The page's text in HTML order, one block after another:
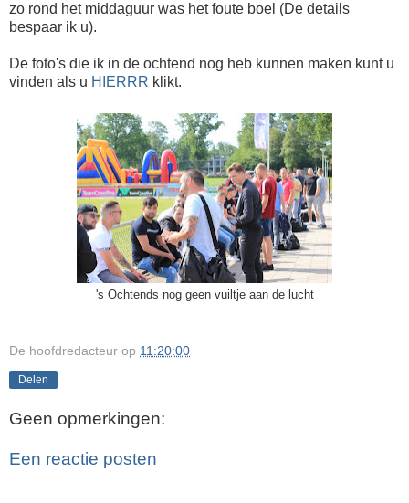
zo rond het middaguur was het foute boel (De details
bespaar ik u).
De foto's die ik in de ochtend nog heb kunnen maken kunt u
vinden als u HIERRR klikt.
's Ochtends nog geen vuiltje aan de lucht
De hoofdredacteur op 11:20:00
Delen
Geen opmerkingen:
Een reactie posten